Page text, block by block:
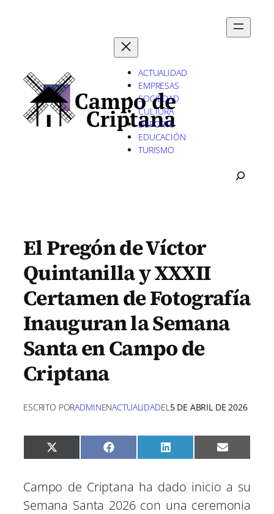
ACTUALIDAD
EMPRESAS
SOCIEDAD
CULTURA
DEPORTE
EDUCACIÓN
TURISMO
El Pregón de Víctor
Quintanilla y XXXII
Certamen de Fotografía
Inauguran la Semana
Santa en Campo de
Criptana
ESCRITO PORADMINENACTUALIDADEL5 DE ABRIL DE 2026
C
o
a
t
X
(
i
t
C
o
a
t
F
a
b
o
C
o
a
t
L
i
e
I
C
o
a
t
E
m
l
Campo de Criptana ha dado inicio a su
Semana Santa 2026 con una ceremonia